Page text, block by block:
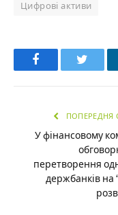
Цифрові активи
Facebook
ПОПЕРЕДНЯ
У фінансовому
перетворення
держбанків на